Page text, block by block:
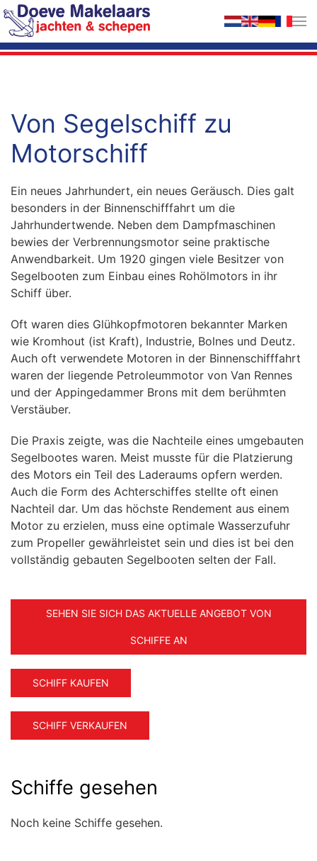
Zum Hauptinhalt springen
Von Segelschiff zu
Motorschiff
Ein neues Jahrhundert, ein neues Geräusch. Dies galt
besonders in der Binnenschifffahrt um die
Jahrhundertwende. Neben dem Dampfmaschinen
bewies der Verbrennungsmotor seine praktische
Anwendbarkeit. Um 1920 gingen viele Besitzer von
Segelbooten zum Einbau eines Rohölmotors in ihr
Schiff über.
Oft waren dies Glühkopfmotoren bekannter Marken
wie Kromhout (ist Kraft), Industrie, Bolnes und Deutz.
Auch oft verwendete Motoren in der Binnenschifffahrt
waren der liegende Petroleummotor von Van Rennes
und der Appingedammer Brons mit dem berühmten
Verstäuber.
Die Praxis zeigte, was die Nachteile eines umgebauten
Segelbootes waren. Meist musste für die Platzierung
des Motors ein Teil des Laderaums opfern werden.
Auch die Form des Achterschiffes stellte oft einen
Nachteil dar. Um das höchste Rendement aus einem
Motor zu erzielen, muss eine optimale Wasserzufuhr
zum Propeller gewährleistet sein und dies ist bei den
vollständig gebauten Segelbooten selten der Fall.
SEHEN SIE SICH DAS AKTUELLE ANGEBOT VON
SCHIFFE AN
SCHIFF KAUFEN
SCHIFF VERKAUFEN
Schiffe gesehen
Noch keine Schiffe gesehen.